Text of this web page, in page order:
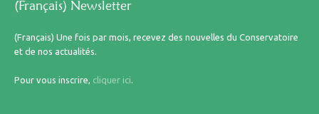
(Français) Newsletter
(Français) Une fois par mois, recevez des nouvelles du Conservatoire
et de nos actualités.
Pour vous inscrire, cliquer ici